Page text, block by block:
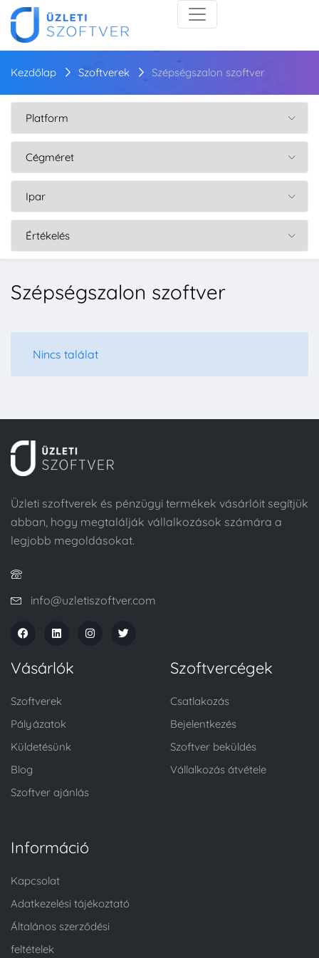
Kezdőlap Szoftverek Szépségszalon szoftver
Szépségszalon szoftver
Nincs találat
Üzleti szoftverek és pénzügyi termékek vásárlóit segítjük
abban, hogy megtalálják vállalkozások számára a
legjobb megoldásokat.
info@uzletiszoftver.com
Vásárlók
Szoftverek
Pályázatok
Küldetésünk
Blog
Szoftver ajánlás
Szoftvercégek
Csatlakozás
Bejelentkezés
Szoftver beküldés
Vállalkozás átvétele
Információ
Kapcsolat
Adatkezelési tájékoztató
Általános szerződési
feltételek